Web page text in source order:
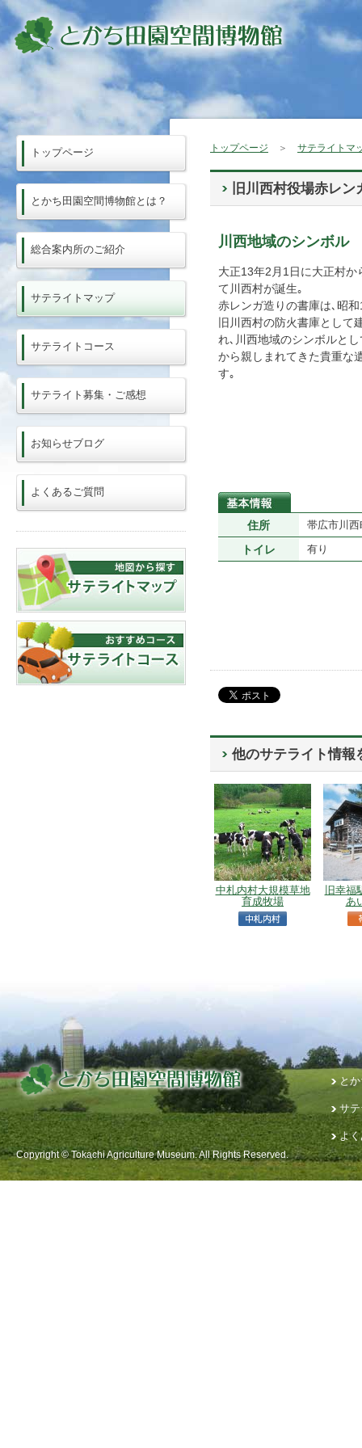
トップページ ＞ サテライトマ
旧川西村役場赤レン
川西地域のシンボル
大正13年2月1日に大正村か
て川西村が誕生｡
赤レンガ造りの書庫は､昭
旧川西村の防火書庫として
れ､川西地域のシンボルとし
から親しまれてきた貴重な
す｡
住所 帯広市川
トイレ 有り
他のサテライト情報
中札内村大規模草地
育成牧場
旧幸福
あ
トップページ
とかち田園空間博物館とは？
総合案内所のご紹介
サテライトマップ
サテライトコース
サテライト募集・ご感想
お知らせブログ
よくあるご質問
と
サ
よ
Copyright © Tokachi Agriculture Museum. All Rights Reserved.